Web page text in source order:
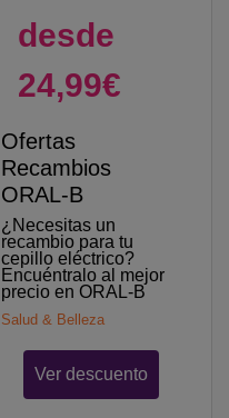
desde
24,99€
Ofertas
Recambios
ORAL-B
¿Necesitas un
recambio para tu
cepillo eléctrico?
Encuéntralo al mejor
precio en ORAL-B
Salud & Belleza
Ver descuento